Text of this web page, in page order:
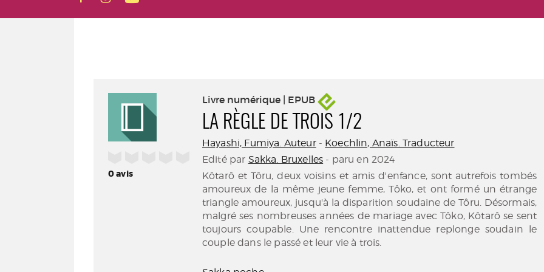
0avis
Livre numérique | EPUB
LA RÈGLE DE TROIS 1/2
Hayashi, Fumiya. Auteur- Koechlin, Anaïs. Traducteur
Edité par Sakka. Bruxelles - paru en 2024
Kôtarô et Tôru, deux voisins et amis d'enfance, sont autrefois tombés
amoureux de la même jeune femme, Tôko, et ont formé un étrange
triangle amoureux, jusqu'à la disparition soudaine de Tôru. Désormais,
malgré ses nombreuses années de mariage avec Tôko, Kôtarô se sent
toujours coupable. Une rencontre inattendue replonge soudain le
couple dans le passé et leur vie à trois.